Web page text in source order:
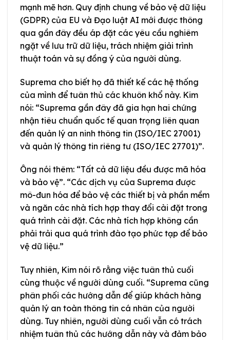
mạnh mẽ hơn. Quy định chung về bảo vệ dữ liệu
(GDPR) của EU và Đạo luật AI mới được thông
qua gần đây đều áp đặt các yêu cầu nghiêm
ngặt về lưu trữ dữ liệu, trách nhiệm giải trình
thuật toán và sự đồng ý của người dùng.
Suprema cho biết họ đã thiết kế các hệ thống
của mình để tuân thủ các khuôn khổ này. Kim
nói: “Suprema gần đây đã gia hạn hai chứng
nhận tiêu chuẩn quốc tế quan trọng liên quan
đến quản lý an ninh thông tin (ISO/IEC 27001)
và quản lý thông tin riêng tư (ISO/IEC 27701)”.
Ông nói thêm: “Tất cả dữ liệu đều được mã hóa
và bảo vệ”. “Các dịch vụ của Suprema được
mô-đun hóa để bảo vệ các thiết bị và phần mềm
và ngăn các nhà tích hợp thay đổi cài đặt trong
quá trình cài đặt. Các nhà tích hợp không cần
phải trải qua quá trình đào tạo phức tạp để bảo
vệ dữ liệu.”
Tuy nhiên, Kim nói rõ rằng việc tuân thủ cuối
cùng thuộc về người dùng cuối. “Suprema cũng
phân phối các hướng dẫn để giúp khách hàng
quản lý an toàn thông tin cá nhân của người
dùng. Tuy nhiên, người dùng cuối vẫn có trách
nhiệm tuân thủ các hướng dẫn này và đảm bảo